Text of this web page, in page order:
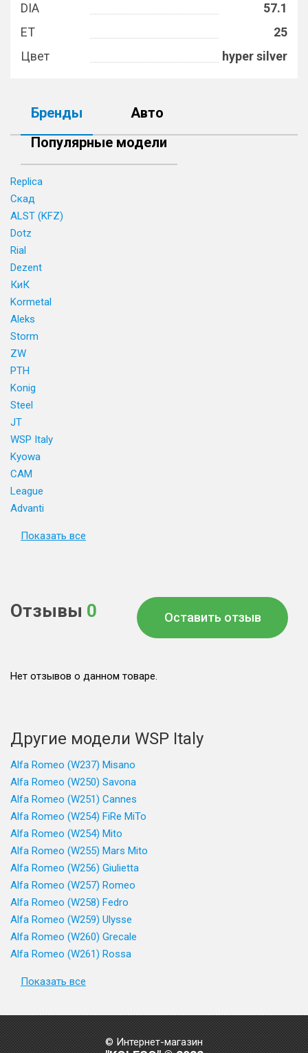
DIA
57.1
ET
25
Цвет
hyper silver
Бренды
Авто
Популярные модели
Replica
Скад
ALST (KFZ)
Dotz
Rial
Dezent
КиК
Kormetal
Aleks
Storm
ZW
PTH
Konig
Steel
JT
WSP Italy
Kyowa
CAM
League
Advanti
Показать все
Отзывы 0 Оставить отзыв
Нет отзывов о данном товаре.
Другие модели WSP Italy
Alfa Romeo (W237) Misano
Alfa Romeo (W250) Savona
Alfa Romeo (W251) Cannes
Alfa Romeo (W254) FiRe MiTo
Alfa Romeo (W254) Mito
Alfa Romeo (W255) Mars Mito
Alfa Romeo (W256) Giulietta
Alfa Romeo (W257) Romeo
Alfa Romeo (W258) Fedro
Alfa Romeo (W259) Ulysse
Alfa Romeo (W260) Grecale
Alfa Romeo (W261) Rossa
Показать все
© Интернет-магазин